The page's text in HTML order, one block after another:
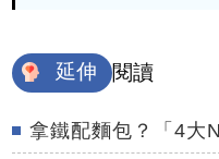
延伸 閱讀
拿鐵配麵包？「4大